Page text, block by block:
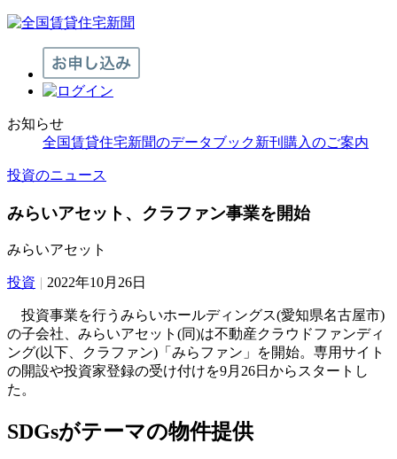
お知らせ
全国賃貸住宅新聞のデータブック新刊購入のご案内
投資のニュース
みらいアセット、クラファン事業を開始
みらいアセット
投資 | 2022年10月26日
投資事業を行うみらいホールディングス(愛知県名古屋市)
の子会社、みらいアセット(同)は不動産クラウドファンディ
ング(以下、クラファン)「みらファン」を開始。専用サイト
の開設や投資家登録の受け付けを9月26日からスタートし
た。
SDGsがテーマの物件提供